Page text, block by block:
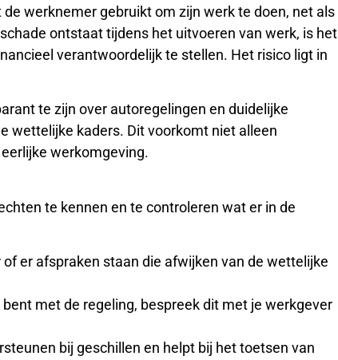
werknemer gebruikt om zijn werk te doen, net als
ontstaat tijdens het uitvoeren van werk, is het
verantwoordelijk te stellen. Het risico ligt in
te zijn over autoregelingen en duidelijke
wettelijke kaders. Dit voorkomt niet alleen
werkomgeving.
te kennen en te controleren wat er in de
of er afspraken staan die afwijken van de wettelijke
bent met de regeling, bespreek dit met je werkgever
bij geschillen en helpt bij het toetsen van